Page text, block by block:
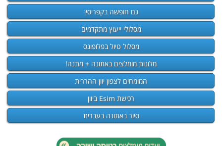
גם חופשה בקפריסין
מסלולי ייעוץ מתקדמים
מסלול טיול בפלופונס
מלונות מומלצים באתונה + מתנה!
המומחים לצפון יוון ההררית
רכישת Esim ביוון
סיור באתונה בעברית